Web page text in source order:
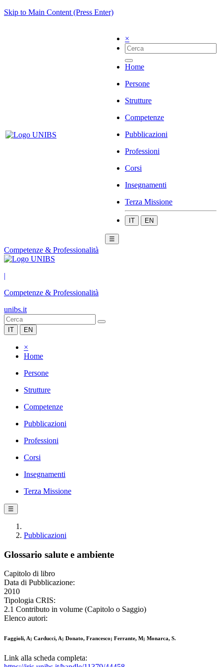
Skip to Main Content (Press Enter)
×
Home
Persone
Strutture
Competenze
Pubblicazioni
Professioni
Corsi
Insegnamenti
Terza Missione
IT EN
☰
Competenze & Professionalità
|
Competenze & Professionalità
unibs.it
IT EN
×
Home
Persone
Strutture
Competenze
Pubblicazioni
Professioni
Corsi
Insegnamenti
Terza Missione
☰
Pubblicazioni
Glossario salute e ambiente
Capitolo di libro
Data di Pubblicazione:
2010
Tipologia CRIS:
2.1 Contributo in volume (Capitolo o Saggio)
Elenco autori:
Faggioli, A; Carducci, A; Donato, Francesco; Ferrante, M; Monarca, S.
Link alla scheda completa: